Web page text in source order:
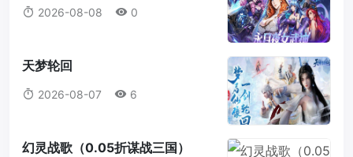
2026-08-08 0
天梦轮回
2026-08-07 6
幻灵战歌（0.05折谋战三国）